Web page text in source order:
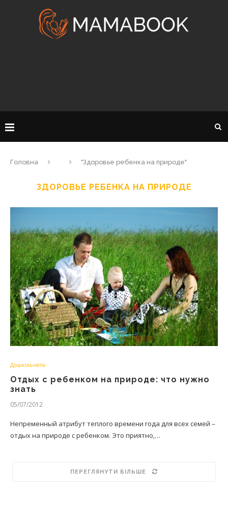
Головна "Здоровье ребенка на природе"
ЗДОРОВЬЕ РЕБЕНКА НА ПРИРОДЕ
Дошкільнята
Отдых с ребенком на природе: что нужно
знать
05/07/2012
Непременный атрибут теплого времени года для всех семей –
отдых на природе с ребенком. Это приятно,…
ПЕРЕГЛЯНУТИ БІЛЬШЕ